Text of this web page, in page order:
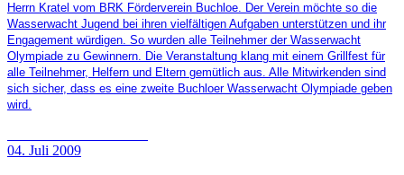
Herrn Kratel vom BRK Förderverein Buchloe. Der Verein möchte so die
Wasserwacht Jugend bei ihren vielfältigen Aufgaben unterstützen und ihr
Engagement würdigen. So wurden alle Teilnehmer der Wasserwacht
Olympiade zu Gewinnern. Die Veranstaltung klang mit einem Grillfest für
alle Teilnehmer, Helfern und Eltern gemütlich aus. Alle Mitwirkenden sind
sich sicher, dass es eine zweite Buchloer Wasserwacht Olympiade geben
wird.
04. Juli 2009